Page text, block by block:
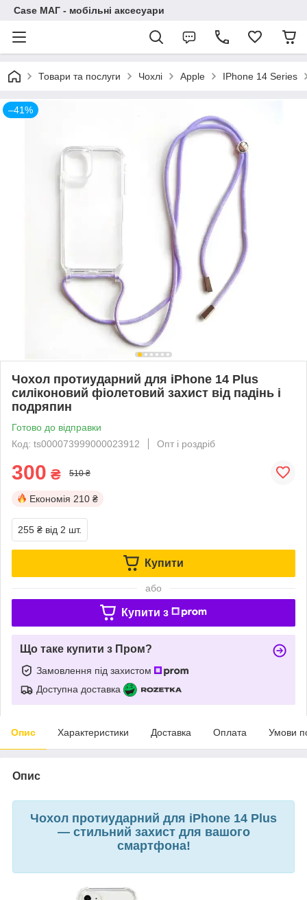
Case МАГ - мобільні аксесуари
Товари та послуги Чохлі Apple IPhone 14 Series
–41%
Чохол протиударний для iPhone 14 Plus
силіконовий фіолетовий захист від падінь і
подряпин
Готово до відправки
Код: ts000073999000023912
Опт і роздріб
300 ₴ 510 ₴
Економія 210 ₴
255 ₴ від 2 шт.
Купити
або
Купити з
Що таке купити з Пром?
Замовлення під захистом
Доступна доставка
Опис Характеристики Доставка Оплата Умови
Опис
Чохол протиударний для iPhone 14 Plus
— стильний захист для вашого
смартфона!